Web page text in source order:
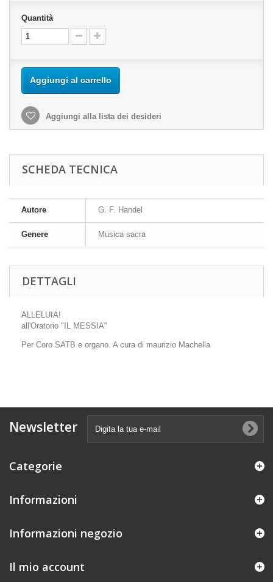
Quantità
Aggiungi al carrello
Aggiungi alla lista dei desideri
SCHEDA TECNICA
Autore G. F. Handel
Genere Musica sacra
DETTAGLI
ALLELUIA!
all'Oratorio "IL MESSIA"
Per Coro SATB e organo. A cura di maurizio Machella
Newsletter
Categorie
Informazioni
Informazioni negozio
Il mio account